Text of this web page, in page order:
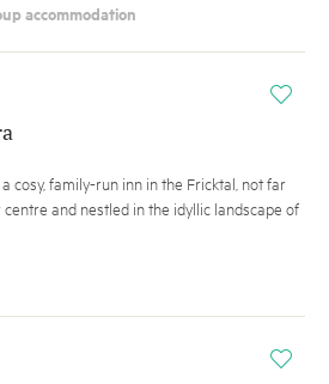
accommodation
i
cosy, family-run inn in the Fricktal, not far
and nestled in the idyllic landscape of
i